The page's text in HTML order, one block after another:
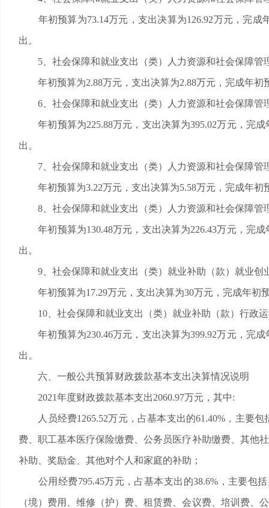
年初预算为73.14万元，支出决算为126.92万元，完成
出。
5、社会保障和就业支出（类）人力资源和社会保障管
年初预算为2.88万元，支出决算为2.88万元，完成年初
6、社会保障和就业支出（类）人力资源和社会保障管
年初预算为225.88万元，支出决算为395.02万元，完成
出。
7、社会保障和就业支出（类）人力资源和社会保障管
年初预算为3.22万元，支出决算为5.58万元，完成年初
8、社会保障和就业支出（类）人力资源和社会保障管
年初预算为130.48万元，支出决算为226.43万元，完成
出。
9、社会保障和就业支出（类）就业补助（款）就业创
年初预算为17.29万元，支出决算为30万元，完成年初
10、社会保障和就业支出（类）就业补助（款）行政运
年初预算为230.46万元，支出决算为399.92万元，完成
出。
六、一般公共预算财政拨款基本支出决算情况说明
2021年度财政拨款基本支出2060.97万元，其中:
人员经费1265.52万元，占基本支出的61.40%，主要包
费、职工基本医疗保险缴费、公务员医疗补助缴费、其他
补助、奖励金、其他对个人和家庭的补助；
公用经费795.45万元，占基本支出的38.6%，主要包
（境）费用、维修（护）费、租赁费、会议费、培训费